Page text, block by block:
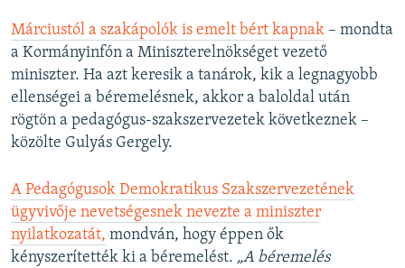
Márciustól a szakápolók is emelt bért kapnak – mondta
a Kormányinfón a Miniszterelnökséget vezető
miniszter. Ha azt keresik a tanárok, kik a legnagyobb
ellenségei a béremelésnek, akkor a baloldal után
rögtön a pedagógus-szakszervezetek következnek –
közölte Gulyás Gergely.
A Pedagógusok Demokratikus Szakszervezetének
ügyvivője nevetségesnek nevezte a miniszter
nyilatkozatát, mondván, hogy éppen ők
kényszerítették ki a béremelést. „A béremelés